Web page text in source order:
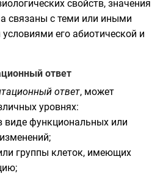
свойств, значения
связаны с теми или иными
его абиотической и
ответ
ответ, может
уровнях:
виде функциональных или
группы клеток, имеющих